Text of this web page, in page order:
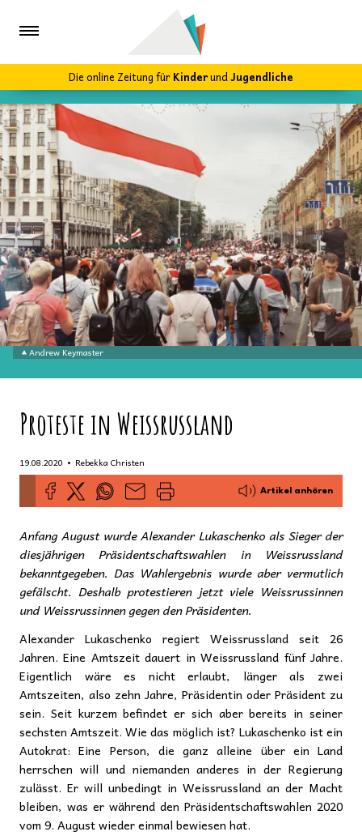
Die online Zeitung fürKinderundJugendliche
Andrew Keymaster
Proteste in Weissrussland
19.08.2020 • Rebekka Christen
Artikel anhören
Anfang August wurde Alexander Lukaschenko als Sieger der
diesjährigen Präsidentschaftswahlen in Weissrussland
bekanntgegeben. Das Wahlergebnis wurde aber vermutlich
gefälscht. Deshalb protestieren jetzt viele Weissrussinnen
und Weissrussinnen gegen den Präsidenten.
Alexander Lukaschenko regiert Weissrussland seit 26
Jahren. Eine Amtszeit dauert in Weissrussland fünf Jahre.
Eigentlich wäre es nicht erlaubt, länger als zwei
Amtszeiten, also zehn Jahre, Präsidentin oder Präsident zu
sein. Seit kurzem befindet er sich aber bereits in seiner
sechsten Amtszeit. Wie das möglich ist? Lukaschenko ist ein
Autokrat: Eine Person, die ganz alleine über ein Land
herrschen will und niemanden anderes in der Regierung
zulässt. Er will unbedingt in Weissrussland an der Macht
bleiben, was er während den Präsidentschaftswahlen 2020
vom 9. August wieder einmal bewiesen hat.